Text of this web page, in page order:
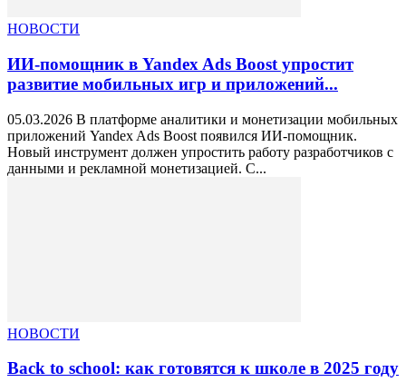
НОВОСТИ
ИИ-помощник в Yandex Ads Boost упростит
развитие мобильных игр и приложений...
05.03.2026 В платформе аналитики и монетизации мобильных
приложений Yandex Ads Boost появился ИИ-помощник.
Новый инструмент должен упростить работу разработчиков с
данными и рекламной монетизацией. С...
НОВОСТИ
Back to school: как готовятся к школе в 2025 году